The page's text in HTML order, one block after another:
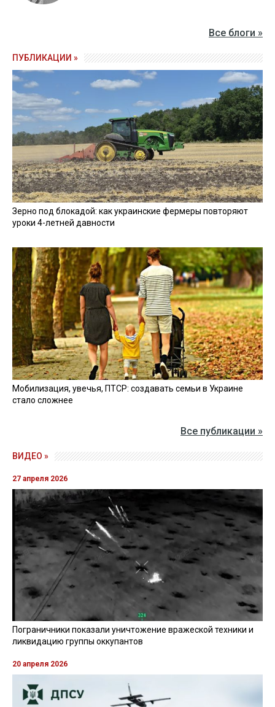
Все блоги »
ПУБЛИКАЦИИ »
Зерно под блокадой: как украинские фермеры повторяют
уроки 4-летней давности
Мобилизация, увечья, ПТСР: создавать семьи в Украине
стало сложнее
Все публикации »
ВИДЕО »
27 апреля 2026
Пограничники показали уничтожение вражеской техники и
ликвидацию группы оккупантов
20 апреля 2026